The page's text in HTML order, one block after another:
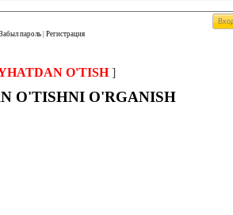
Забыл пароль Регистрация
O'TISH]
O'TISHNI O'RGANISH